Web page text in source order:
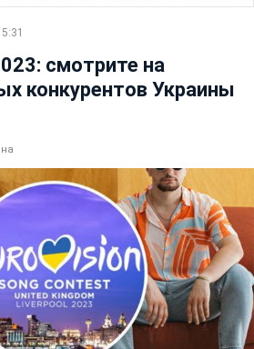
смотрите на
конкурентов Украины